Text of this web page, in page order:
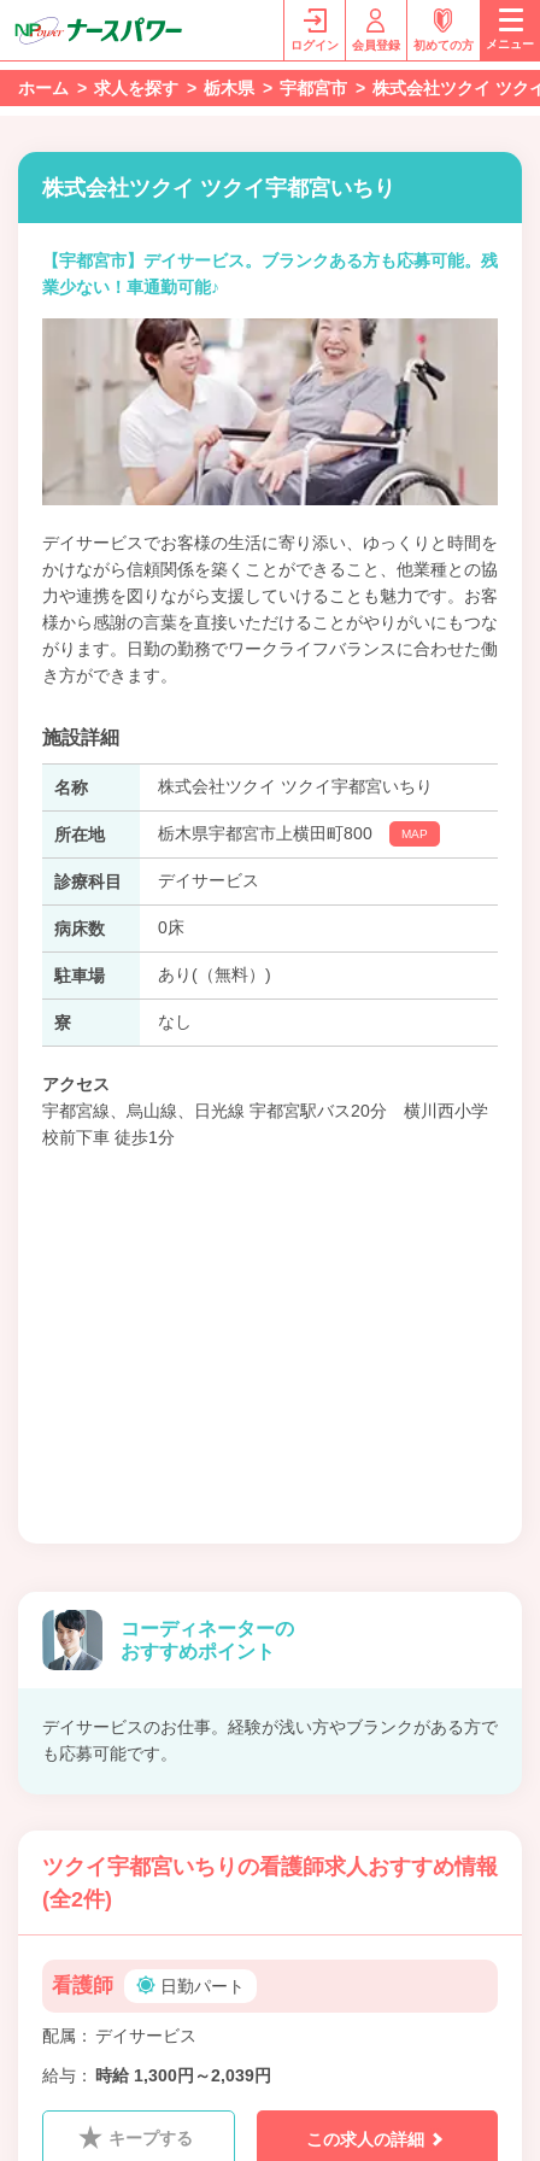
ログイン 会員登録 初めての方 メニュー
ホーム 求人を探す 栃木県 宇都宮市 株式会社ツクイ ツク
株式会社ツクイ ツクイ宇都宮いちり
【宇都宮市】デイサービス。ブランクある方も応募可能。残
業少ない！車通勤可能♪
デイサービスでお客様の生活に寄り添い、ゆっくりと時間を
かけながら信頼関係を築くことができること、他業種との協
力や連携を図りながら支援していけることも魅力です。お客
様から感謝の言葉を直接いただけることがやりがいにもつな
がります。日勤の勤務でワークライフバランスに合わせた働
き方ができます。
施設詳細
名称 株式会社ツクイ ツクイ宇都宮いちり
所在地 栃木県宇都宮市上横田町800 MAP
診療科目 デイサービス
病床数 0床
駐車場 あり(（無料）)
寮 なし
アクセス
宇都宮線、烏山線、日光線 宇都宮駅バス20分 横川西小学
校前下車 徒歩1分
コーディネーターの
おすすめポイント
デイサービスのお仕事。経験が浅い方やブランクがある方で
も応募可能です。
ツクイ宇都宮いちりの看護師求人おすすめ情報
(全2件)
看護師 日勤パート
配属 デイサービス
給与 時給 1,300円～2,039円
キープする この求人の詳細